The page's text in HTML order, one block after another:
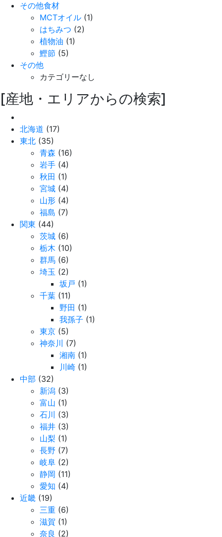
その他食材
MCTオイル (1)
はちみつ (2)
植物油 (1)
鰹節 (5)
その他
カテゴリーなし
[産地・エリアからの検索]
北海道 (17)
東北 (35)
青森 (16)
岩手 (4)
秋田 (1)
宮城 (4)
山形 (4)
福島 (7)
関東 (44)
茨城 (6)
栃木 (10)
群馬 (6)
埼玉 (2)
坂戸 (1)
千葉 (11)
野田 (1)
我孫子 (1)
東京 (5)
神奈川 (7)
湘南 (1)
川崎 (1)
中部 (32)
新潟 (3)
富山 (1)
石川 (3)
福井 (3)
山梨 (1)
長野 (7)
岐阜 (2)
静岡 (11)
愛知 (4)
近畿 (19)
三重 (6)
滋賀 (1)
奈良 (2)